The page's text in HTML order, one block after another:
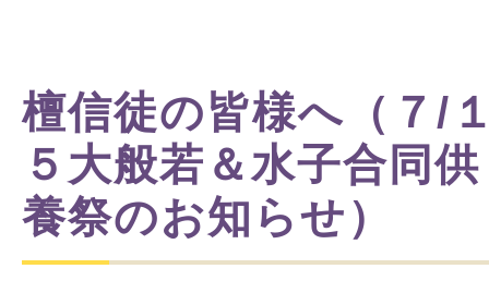
檀信徒の皆様へ（７/
５大般若＆水子合同供
養祭のお知らせ）